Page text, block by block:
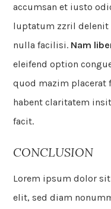
accumsan et iusto
luptatum zzril delenit
nulla facilisi. Nam
eleifend option
quod mazim placerat
habent claritatem
facit.
CONCLUSION
Lorem ipsum dolor
elit, sed diam